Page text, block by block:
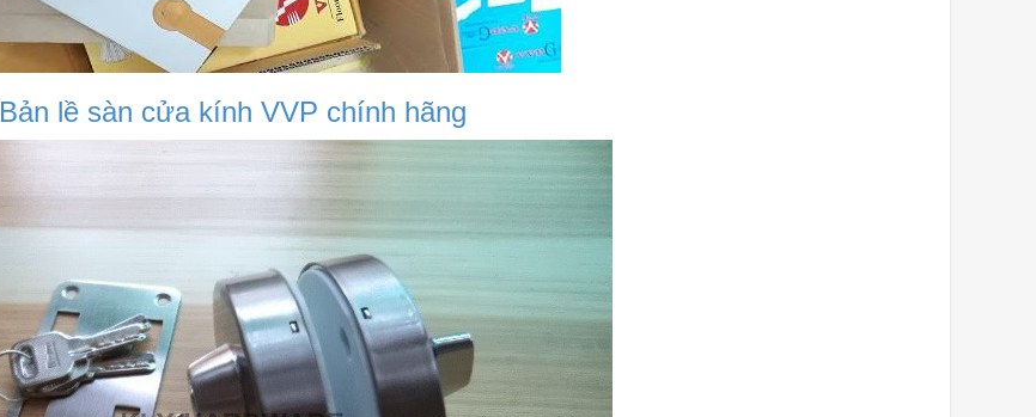
Bản lề sàn cửa kính VVP chính hãng